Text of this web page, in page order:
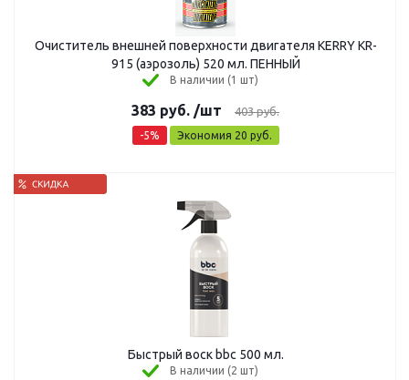
Очиститель внешней поверхности двигателя KERRY KR-
915 (аэрозоль) 520 мл. ПЕННЫЙ
В наличии (1 шт)
383 руб. /шт 403руб.
-5% Экономия 20 руб.
Быстрый воск bbc 500 мл.
В наличии (2 шт)